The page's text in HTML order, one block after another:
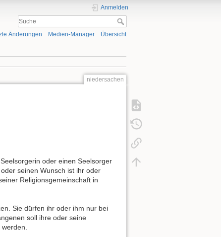
Anmelden
Änderungen Medien-Manager Übersicht
niedersachen
oder einen Seelsorger
seinen Wunsch ist ihr oder
Religionsgemeinschaft in
Sie dürfen ihr oder ihm nur bei
soll ihre oder seine